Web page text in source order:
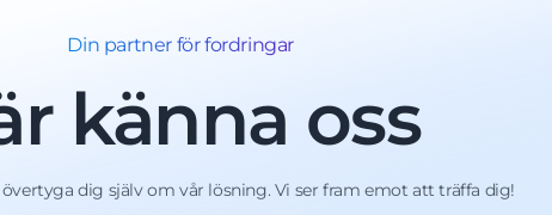
Din partner för fordringar
känna oss
dig själv om vår lösning. Vi ser fram emot att träffa dig!